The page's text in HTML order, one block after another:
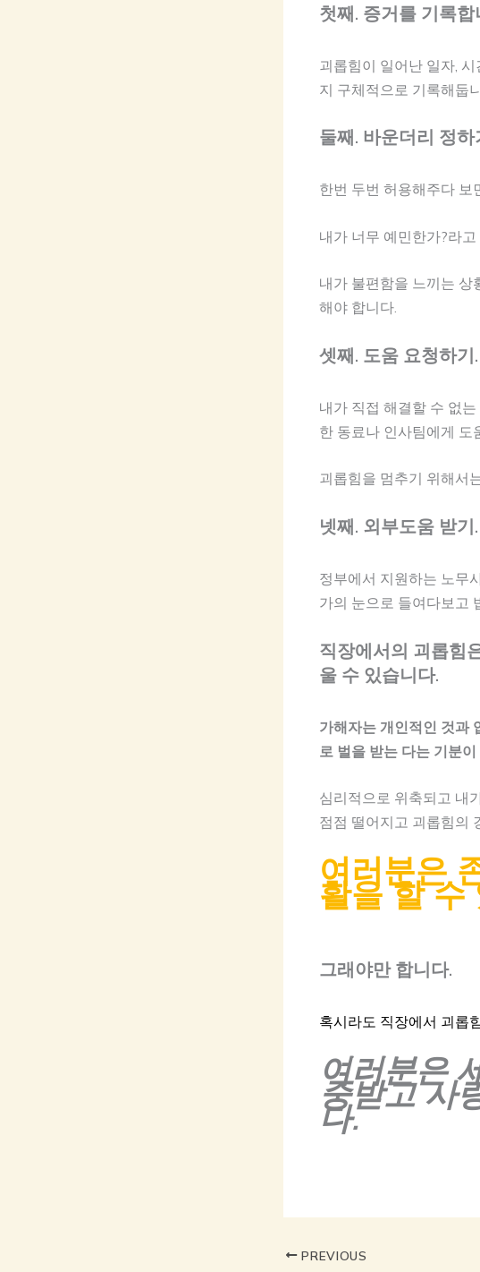
첫째. 증거를 기록합
괴롭힘이 일어난 일자,
지 구체적으로 기록해둡
둘째. 바운더리 정하
한번 두번 허용해주다 보
내가 너무 예민한가?라
내가 불편함을 느끼는 상
해야 합니다.
셋째. 도움 요청하기.
내가 직접 해결할 수 없
한 동료나 인사팀에게 도
괴롭힘을 멈추기 위해서
넷째. 외부도움 받기.
정부에서 지원하는 노무
가의 눈으로 들여다보고
직장에서의 괴롭힘
울 수 있습니다.
가해자는 개인적인 것과
로 벌을 받는 다는 기분
심리적으로 위축되고 내
점점 떨어지고 괴롭힘의
여러분은
활을 할 수
그래야만 합니다.
혹시라도 직장에서 괴롭
여러분은
중받고 사
다.
PREVIOUS